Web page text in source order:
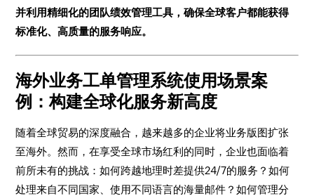
并利用精细化的团队绩效管理工具，确保全球客户都能获得
标准化、高质量的服务响应。
海外业务工单管理系统使用场景案
例：构建全球化服务新高度
随着全球贸易的深度融合，越来越多的企业将业务版图扩张
至海外。然而，在享受全球市场红利的同时，企业也面临着
前所未有的挑战：如何跨越地理时差提供24/7的服务？如何
处理来自不同国家、使用不同语言的海量邮件？如何管理分